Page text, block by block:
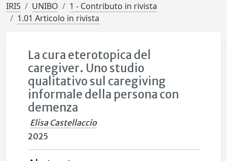
IRIS UNIBO
1 - Contributo in rivista
1.01 Articolo in rivista
La cura eterotopica del
caregiver. Uno studio
qualitativo sul caregiving
informale della persona con
demenza
Elisa Castellaccio
2025